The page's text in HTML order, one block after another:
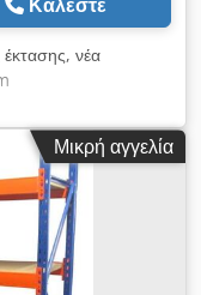
νέα
~ 300 kg με
#-#-#-#-#-#-#-#-#-
ράφια που
800x3000mm μη
των εγκάρσιων και
βάσης 8x εγκάρσιες
ράφια περίπου
Μικρή αγγελία